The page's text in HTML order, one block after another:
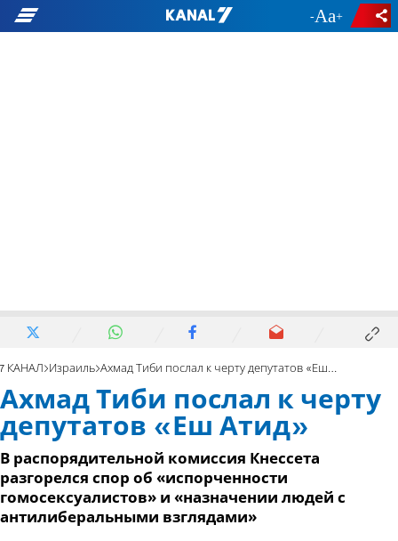
- +
7 КАНАЛ Израиль Ахмад Тиби послал к черту депутатов «Еш Атид»
Ахмад Тиби послал к черту
депутатов «Еш Атид»
В распорядительной комиссия Кнессета
разгорелся спор об «испорченности
гомосексуалистов» и «назначении людей с
антилиберальными взглядами»